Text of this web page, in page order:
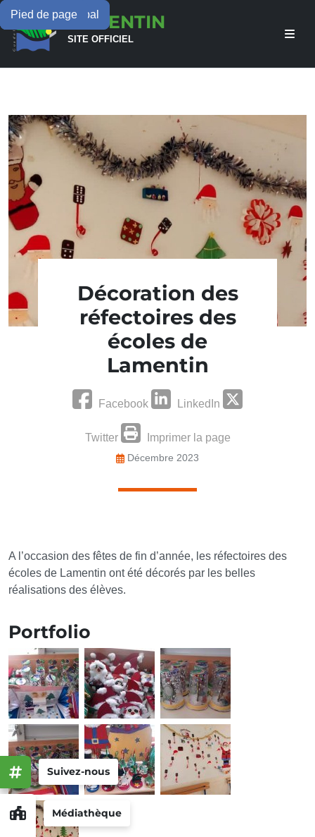
Menu principal
Contenu principal
Pied de pageLAMENTIN
SITE OFFICIEL
Médiathèque
Suivez-nous
Décoration des
réfectoires des
écoles de
Lamentin
Facebook LinkedIn
Twitter Imprimer la page
Décembre 2023
A l’occasion des fêtes de fin d’année, les réfectoires des
écoles de Lamentin ont été décorés par les belles
réalisations des élèves.
Portfolio